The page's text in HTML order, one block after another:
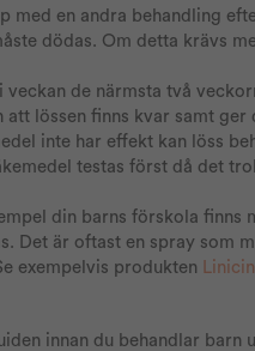
med en andra behandling
dödas. Om detta krävs
de närmsta två
lössen finns kvar samt
inte har effekt kan löss
testas först då det
din barns förskola finns
Det är oftast en spray som
exempelvis produkten
innan du behandlar barn